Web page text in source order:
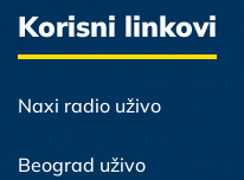
Korisni linkovi
Naxi radio uživo
Beograd uživo